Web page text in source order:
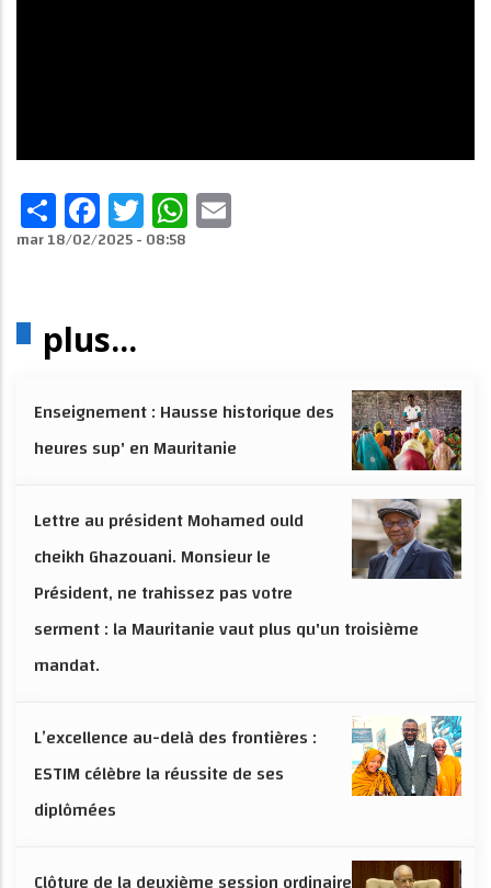
ShareFacebook
TwitterWhatsApp
mar 18/02/2025 - 08:58
plus...
Enseignement : Hausse historique des
heures sup' en Mauritanie
Lettre au président Mohamed ould
cheikh Ghazouani. Monsieur le
Président, ne trahissez pas votre
serment : la Mauritanie vaut plus qu'un troisième
mandat.
L’excellence au-delà des frontières :
ESTIM célèbre la réussite de ses
diplômées